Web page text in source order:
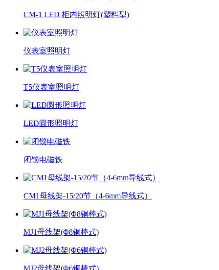
CM-1 LED 柜内照明灯(塑料型)
仪表室照明灯
T5仪表室照明灯
LED圆形照明灯
闭锁电磁铁
CM1母线架-15/20节（4-6mm导线式）
MJ1母线架(Φ8铜棒式)
MJ2母线架(Φ6铜棒式)